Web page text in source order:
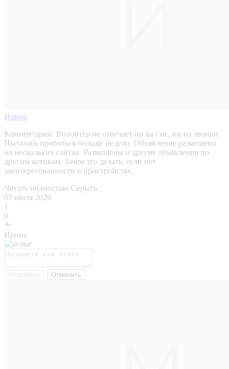
Ирина
Комментарии: Волонтёр не отвечает ни на смс, ни на звонки.
Пыталась пробиться больше недели. Объявление размещено
на нескольких сайтах. Размещены и другие объявления по
другим котикам. Зачем это делать, если нет
заинтересованности в пристройстве.
Читать полностью Скрыть
07 июля 2026
1
0
Ирина
Отменить